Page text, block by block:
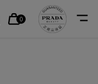
0
0 カート内の製品